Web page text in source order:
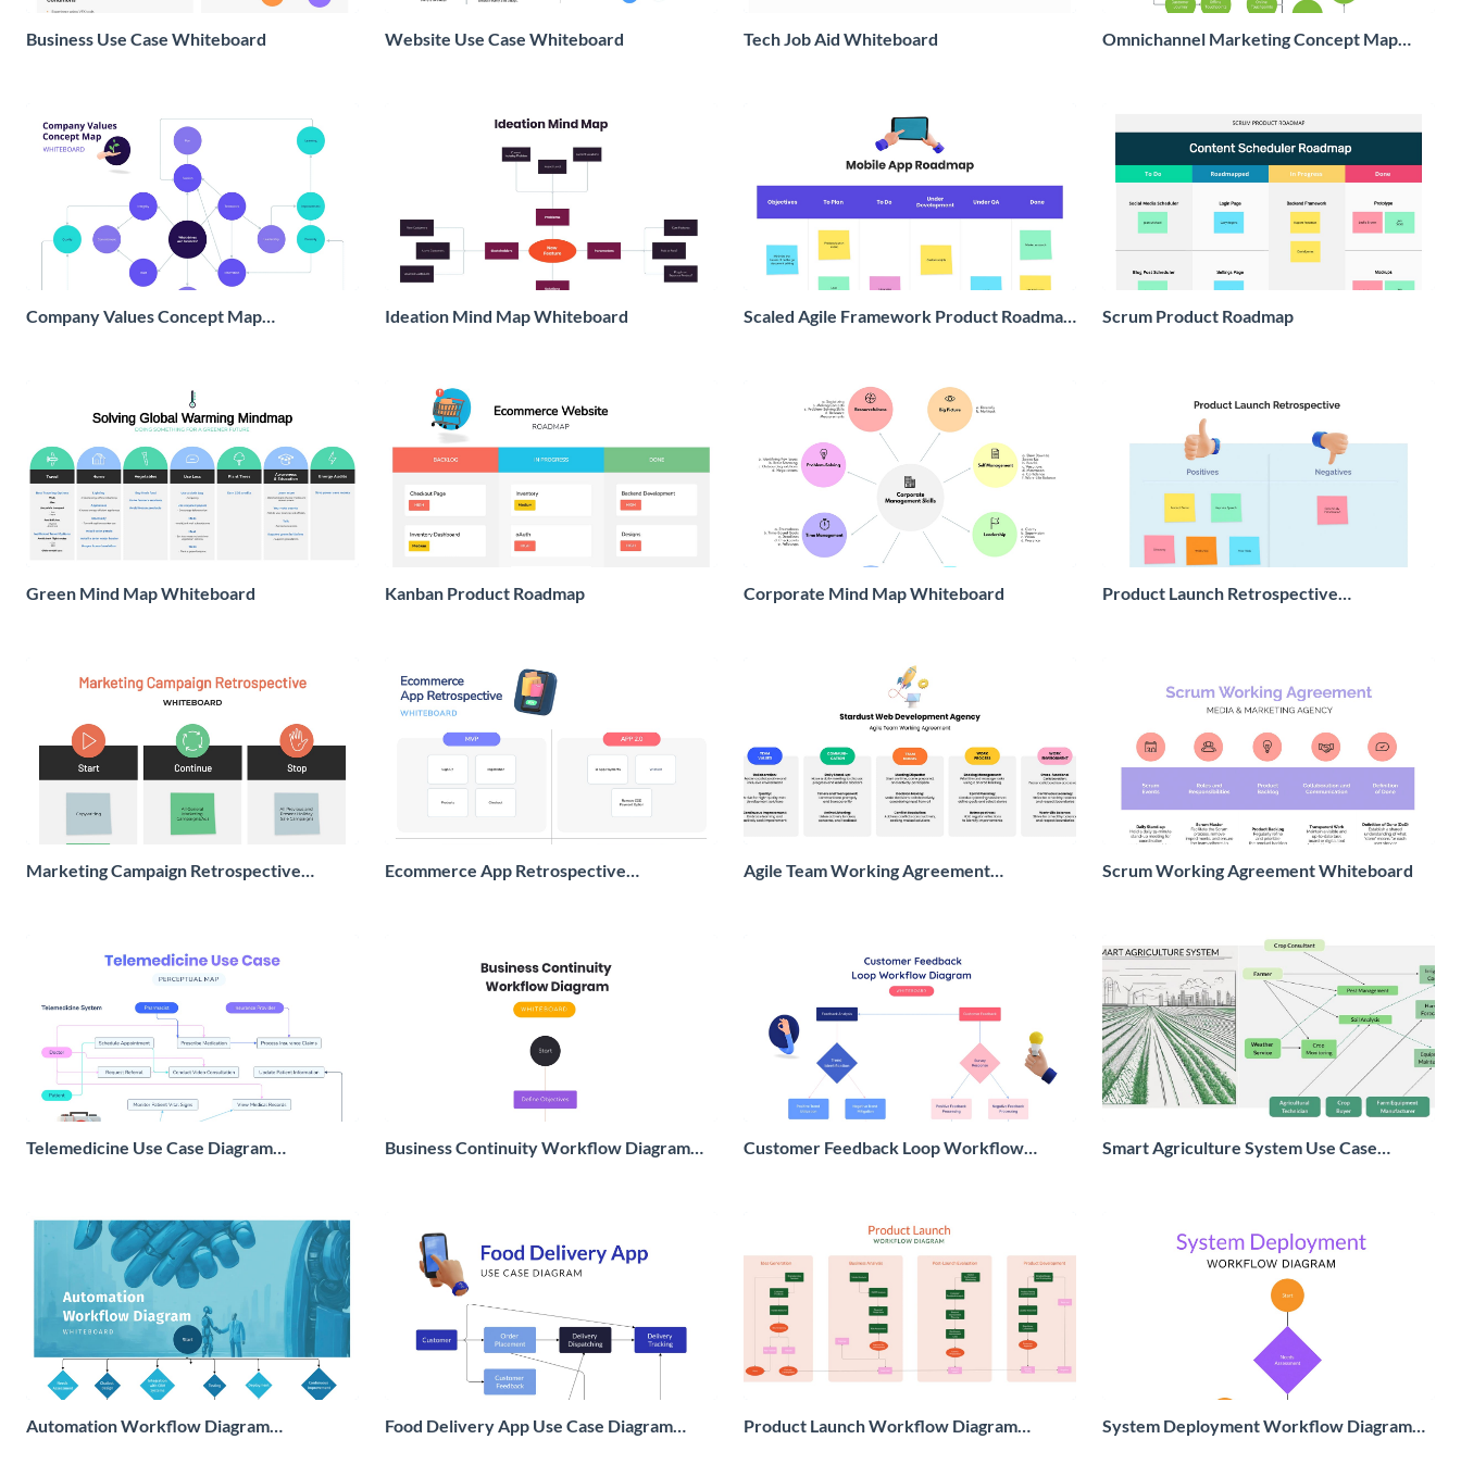
Business Use Case Whiteboard Website Use Case Whiteboard Tech Job Aid Whiteboard
Omnichannel Marketing Concept Map
Company Values Concept Map
Ideation Mind Map Whiteboard
Scaled Agile Framework Product Roadmap
Scrum Product Roadmap
Green Mind Map Whiteboard Kanban Product Roadmap Corporate Mind Map Whiteboard
Product Launch Retrospective
Marketing Campaign Retrospective
Ecommerce App Retrospective
Agile Team Working Agreement
Scrum Working Agreement Whiteboard
Telemedicine Use Case Diagram
Business Continuity Workflow Diagram
Customer Feedback Loop Workflow
Smart Agriculture System Use Case
Automation Workflow Diagram
Food Delivery App Use Case Diagram
Product Launch Workflow Diagram
System Deployment Workflow Diagram